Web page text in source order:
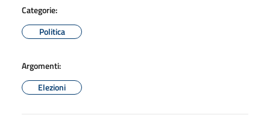
Categorie:
Politica
Argomenti:
Elezioni